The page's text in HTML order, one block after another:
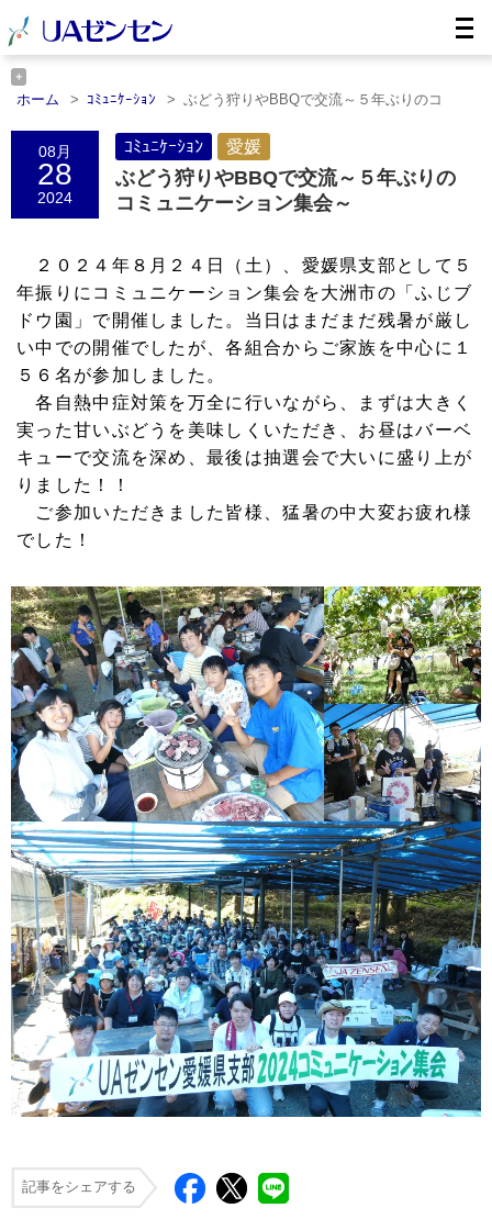
ホーム ｺﾐｭﾆｹｰｼｮﾝ
ぶどう狩りやBBQで交流～５年ぶりのコ
ホーム
ぶどう狩りやBBQで交流～５年ぶりのコミ……
08月
28
2024
ｺﾐｭﾆｹｰｼｮﾝ 愛媛
ぶどう狩りやBBQで交流～５年ぶりの
コミュニケーション集会～
２０２４年８月２４日（土）、愛媛県支部として５
年振りにコミュニケーション集会を大洲市の「ふじブ
ドウ園」で開催しました。当日はまだまだ残暑が厳し
い中での開催でしたが、各組合からご家族を中心に１
５６名が参加しました。
各自熱中症対策を万全に行いながら、まずは大きく
実った甘いぶどうを美味しくいただき、お昼はバーベ
キューで交流を深め、最後は抽選会で大いに盛り上が
りました！！
ご参加いただきました皆様、猛暑の中大変お疲れ様
でした！
記事をシェアする